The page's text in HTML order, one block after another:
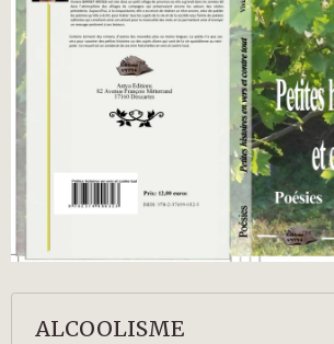
ALCOOLISME